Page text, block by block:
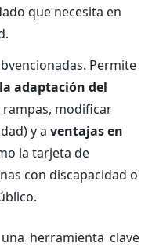
que necesita en
Permite
adaptación del
modificar
y a ventajas en
la tarjeta de
con discapacidad o
herramienta clave